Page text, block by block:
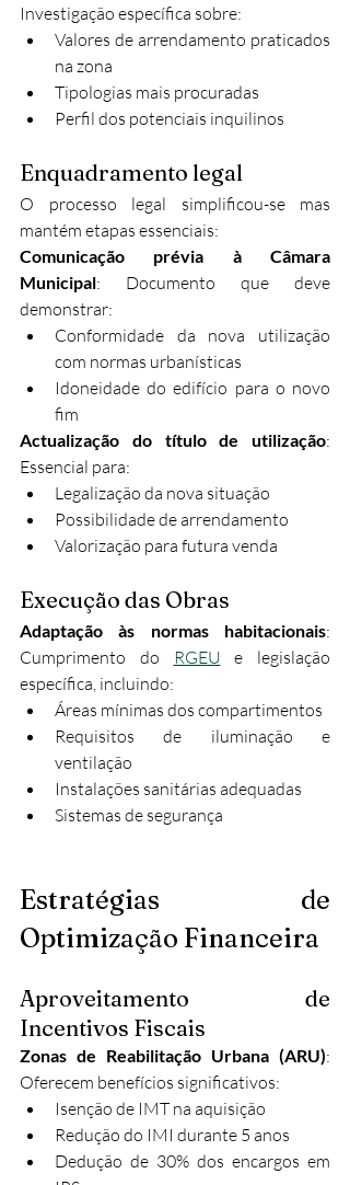
Investigação específica sobre:
Valores de arrendamento praticados
na zona
Tipologias mais procuradas
Perfil dos potenciais inquilinos
Enquadramento legal
O processo legal simplificou-se mas
mantém etapas essenciais:
Comunicação prévia à Câmara
Municipal: Documento que deve
demonstrar:
Conformidade da nova utilização
com normas urbanísticas
Idoneidade do edifício para o novo
fim
Actualização do título de utilização:
Essencial para:
Legalização da nova situação
Possibilidade de arrendamento
Valorização para futura venda
Execução das Obras
Adaptação às normas habitacionais:
Cumprimento do
RGEU e legislação
específica, incluindo:
Áreas mínimas dos compartimentos
Requisitos de iluminação e
ventilação
Instalações sanitárias adequadas
Sistemas de segurança
Estratégias de
Optimização Financeira
Aproveitamento de
Incentivos Fiscais
Zonas de Reabilitação Urbana (ARU):
Oferecem benefícios significativos:
Isenção de IMT na aquisição
Redução do IMI durante 5 anos
Dedução de 30% dos encargos em